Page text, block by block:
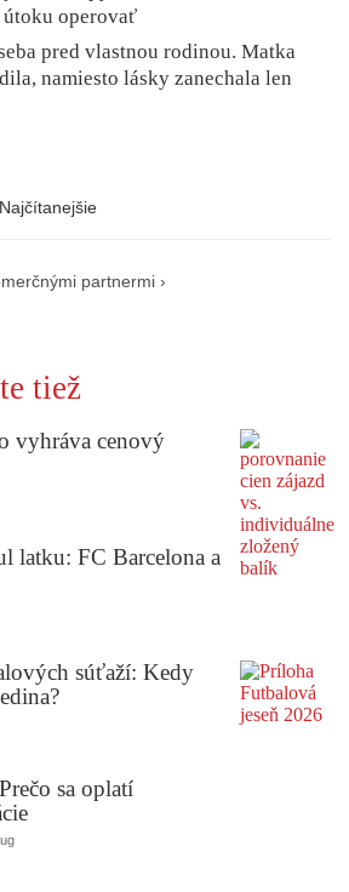
operovať
pred vlastnou rodinou. Matka
namiesto lásky zanechala len
Najčítanejšie
partnermi ›
tiež
vyhráva cenový
latku: FC Barcelona a
súťaží: Kedy
sa oplatí